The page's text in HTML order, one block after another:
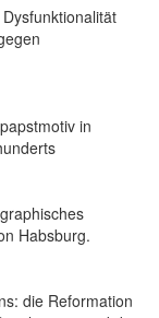
in
Habsburg.
die Reformation